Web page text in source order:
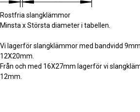
Rostfria slangklämmor
Minsta x Största diameter i tabellen.
Vi lagerför slangklämmor med bandvidd
12X20mm.
Från och med 16X27mm lagerför vi
12mm.